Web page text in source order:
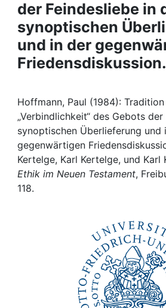
Institutions
Awards
My FIS
Help
der Feindesliebe in
synoptischen
und in der
Friedensdiskussion.
Hoffmann, Paul (1984):
„Verbindlichkeit“ des Gebots
synoptischen Überlieferung und
gegenwärtigen
Kertelge, Karl Kertelge, und Karl
Ethik im Neuen Testament,
118.